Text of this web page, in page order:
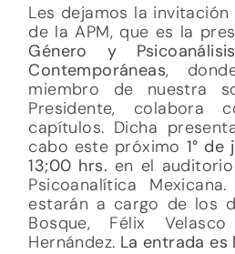
Les dejamos la
de la APM, que es la
Género y
Contemporáneas,
miembro de nuestra
Presidente,
capítulos. Dicha
cabo este próximo 1° de
13;00 hrs. en el
Psicoanalítica
estarán a cargo de los
Bosque, Félix
Hernández. La entrada es